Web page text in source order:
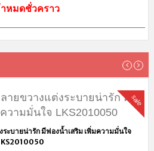
หมดชั่วคราว
sale
ะบายน่ารัก มีฟองน้ำเสริม เพิ่มความมั่นใจ